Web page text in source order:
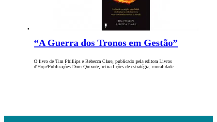
“A Guerra dos Tronos em Gestão”
O livro de Tim Phillips e Rebecca Clare, publicado pela editora Livros
d'Hoje/Publicações Dom Quixote, retira lições de estratégia, moralidade…